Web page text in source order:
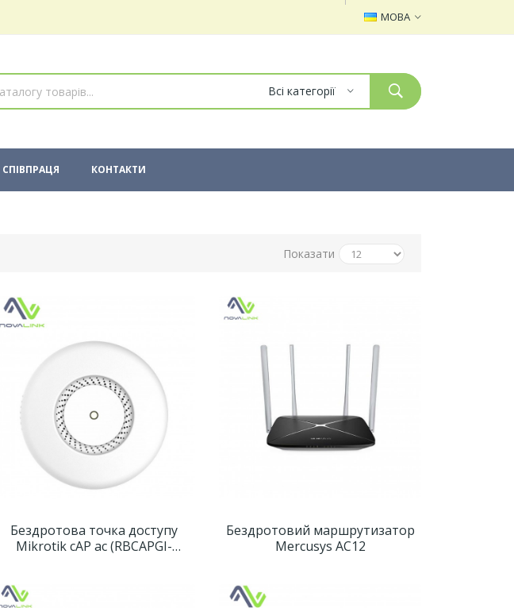
МОВА
Всі категорії
СПІВПРАЦЯ КОНТАКТИ
Показати
Бездротова точка доступу
Mikrotik cAP ac (RBCAPGI-
Бездротовий маршрутизатор
Mercusys AC12